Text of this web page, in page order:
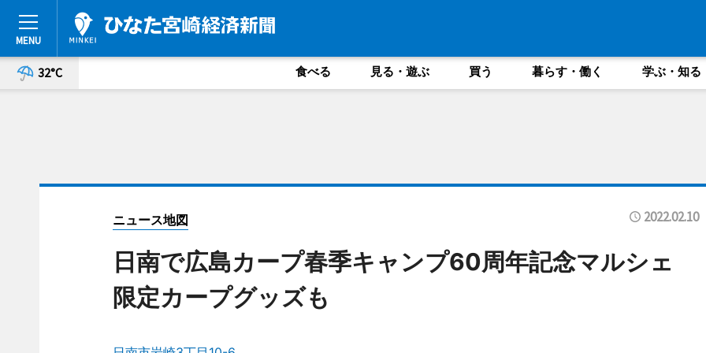
32°C 食べる 見る・遊ぶ 買う 暮らす・働く 学ぶ・知る
ニュース地図 2022.02.10
日南で広島カープ春季キャンプ60周年記念マルシェ
限定カープグッズも